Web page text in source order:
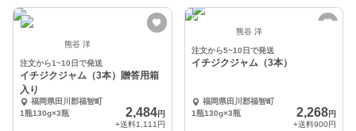
熊谷 洋
注文から1~10日で発送
イチジクジャム（3本）贈答用箱
入り
福岡県田川郡福智町
1瓶130g×3瓶
2,484円
+送料1,111円
熊谷 洋
注文から5~10日で発送
イチジクジャム（3本）
福岡県田川郡福智町
1瓶130g×3瓶
2,268円
+送料900円